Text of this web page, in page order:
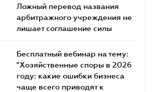
Ложный перевод названия
арбитражного учреждения не
лишает соглашение силы
Бесплатный вебинар на тему:
"Хозяйственные споры в 2026
году: какие ошибки бизнеса
чаще всего приводят к